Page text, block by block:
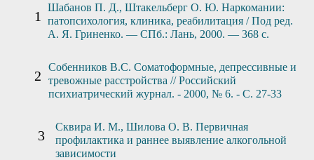
Шабанов П. Д., Штакельберг О. Ю. Наркомании:
патопсихология, клиника, реабилитация / Под ред.
А. Я. Гриненко. — СПб.: Лань, 2000. — 368 с.
Собенников В.С. Соматоформные, депрессивные и
тревожные расстройства // Российский
психиатрический журнал. - 2000, № 6. - С. 27-33
Сквира И. М., Шилова О. В. Первичная
профилактика и раннее выявление алкогольной
зависимости